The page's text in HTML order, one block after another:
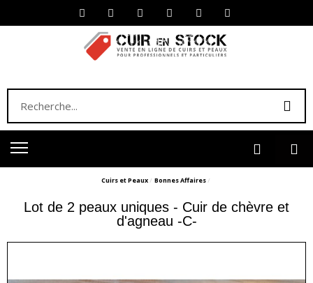
Cuirs et Peaux Bonnes Affaires
Lot de 2 peaux uniques - Cuir de chèvre et
d'agneau -C-